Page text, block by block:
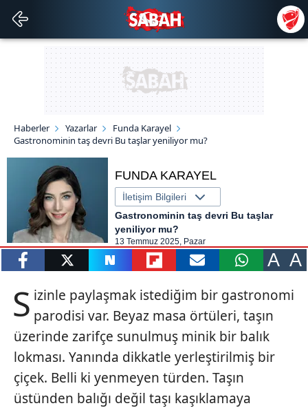
Haberler Yazarlar
Funda Karayel
Gastronominin taş devri Bu taşlar yeniliyor mu?
FUNDA KARAYEL
İletişim Bilgileri
Gastronominin taş devri Bu taşlar
yeniliyor mu?
13 Temmuz 2025, Pazar
A A
S izinle paylaşmak istediğim bir gastronomi
parodisi var. Beyaz masa örtüleri, taşın
üzerinde zarifçe sunulmuş minik bir balık
lokması. Yanında dikkatle yerleştirilmiş bir
çiçek. Belli ki yenmeyen türden. Taşın
üstünden balığı değil taşı kaşıklamaya